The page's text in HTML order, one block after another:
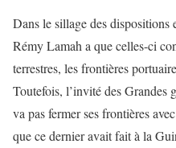
Dans le sillage des dispositions
Rémy Lamah a que celles-ci
terrestres, les frontières
Toutefois, l’invité des Grandes
va pas fermer ses frontières
que ce dernier avait fait à la